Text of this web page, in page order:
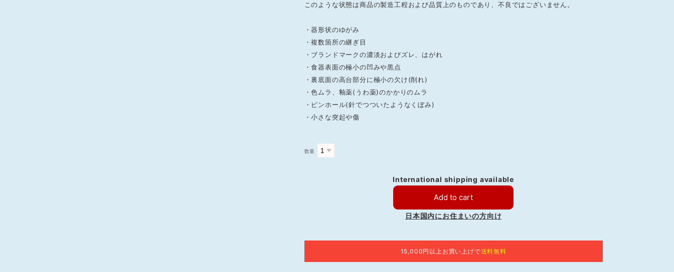
このような状態は商品の製造工程および品質上のものであり、不良ではございません。
・器形状のゆがみ
・複数箇所の継ぎ目
・ブランドマークの濃淡およびズレ、はがれ
・食器表面の極小の凹みや黒点
・裏底面の高台部分に極小の欠け(削れ)
・色ムラ、釉薬(うわ薬)のかかりのムラ
・ピンホール(針でつついたようなくぼみ)
・小さな突起や傷
数量
International shipping available
Add to cart
日本国内にお住まいの方向け
15,000円以上お買い上げで送料無料